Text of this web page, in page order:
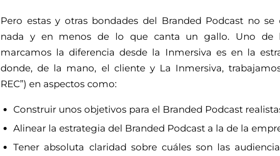
Pero estas y otras bondades del Branded Podcast no se
nada y en menos de lo que canta un gallo. Uno de
marcamos la diferencia desde la Inmersiva es en la
donde, de la mano, el cliente y La Inmersiva,
REC”) en aspectos como:
Construir unos objetivos para el Branded Podcast
Alinear la estrategia del Branded Podcast a la de la
Tener absoluta claridad sobre cuáles son las